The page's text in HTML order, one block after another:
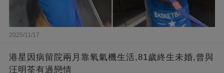
2025/11/17
港星因病留院兩月靠氧氣機生活,81歲終生未婚,曾與
汪明荃有過戀情